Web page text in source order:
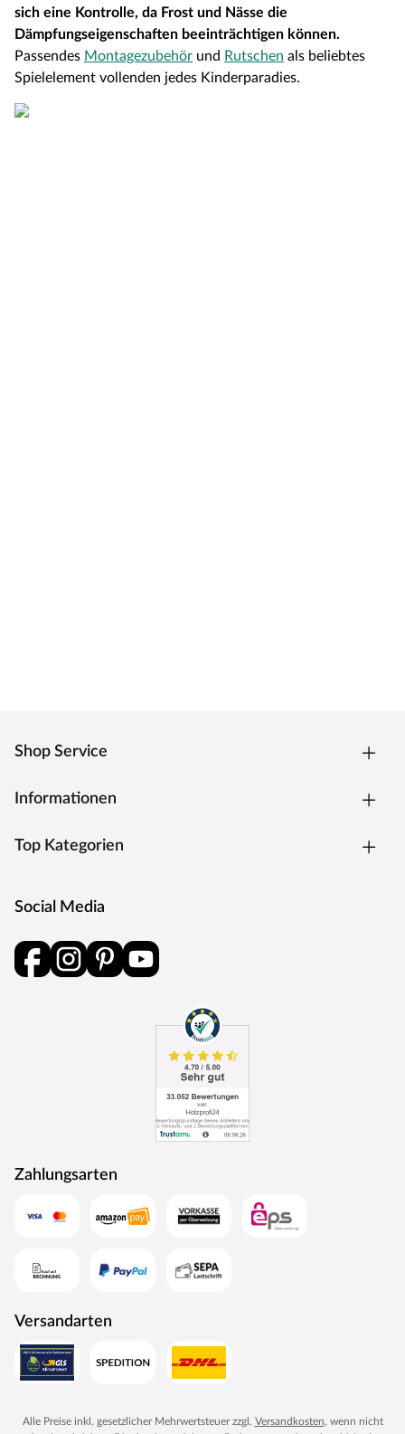
sich eine Kontrolle, da Frost und Nässe die
Dämpfungseigenschaften beeinträchtigen können.
Passendes Montagezubehör und Rutschen als beliebtes
Spielelement vollenden jedes Kinderparadies.
Shop Service
Informationen
Top Kategorien
Social Media
Zahlungsarten
Versandarten
Alle Preise inkl. gesetzlicher Mehrwertsteuer zzgl. Versandkosten, wenn nicht